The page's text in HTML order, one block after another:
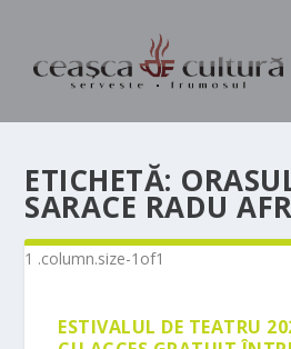
ETICHETĂ:
SARACE RADU
ESTIVALUL DE TEATRU